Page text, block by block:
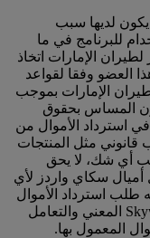
يكون لديها سبب
للبرنامج في ما
الإمارات اتخاذ
العضو وفقا لقواعد
الإمارات بموجب
المساس بحقوق
استرداد الأموال من
قانوني مثل المنتجات
أي شك، لا يحق
أميال سكاي واردز لأي
استرداد الأموال
هذا إلى شريك Skywards Everyday المعني والتعامل
المعمول بها.